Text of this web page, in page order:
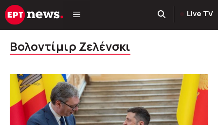
Μετάβαση
σε
Live TV
Βολοντίμιρ Ζελένσκι